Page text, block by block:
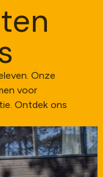
Onze
voor
Ontdek ons